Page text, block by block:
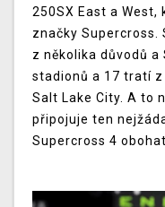
250SX East a
značky Supercross.
z několika důvodů a
stadionů a 17 tratí
Salt Lake City. A to
připojuje ten
Supercross 4